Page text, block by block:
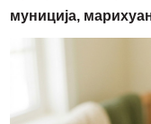
муниција,